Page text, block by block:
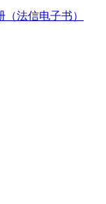
法信电子书）